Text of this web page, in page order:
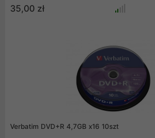
35,00 zł
Verbatim DVD+R 4,7GB x16 10szt